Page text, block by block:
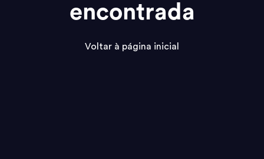
encontrada
Voltar à página inicial